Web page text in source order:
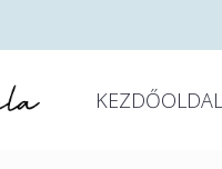
KEZDŐOLDAL